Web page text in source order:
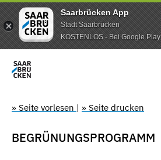
Saarbrücken App
Stadt Saarbrücken
KOSTENLOS - Bei Google Play
» Seite vorlesen | » Seite drucken
BEGRÜNUNGSPROGRAMM